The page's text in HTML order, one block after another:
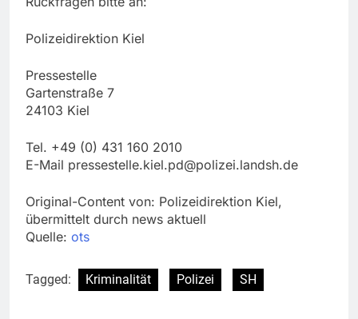
Polizeidirektion Kiel
Pressestelle
Gartenstraße 7
24103 Kiel
Tel. +49 (0) 431 160 2010
E-Mail pressestelle.kiel.pd@polizei.landsh.de
Original-Content von: Polizeidirektion Kiel,
übermittelt durch news aktuell
Quelle: ots
Tagged: Kriminalität Polizei SH